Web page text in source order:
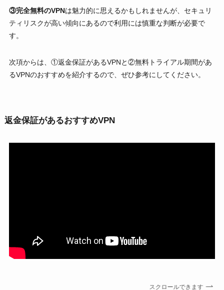
③完全無料のVPNは魅力的に思えるかもしれませんが、セキュリ
ティリスクが高い傾向にあるので利用には慎重な判断が必要で
す。
次項からは、①返金保証があるVPNと②無料トライアル期間があ
るVPNのおすすめを紹介するので、ぜひ参考にしてください。
返金保証があるおすすめVPN
スクロールできます